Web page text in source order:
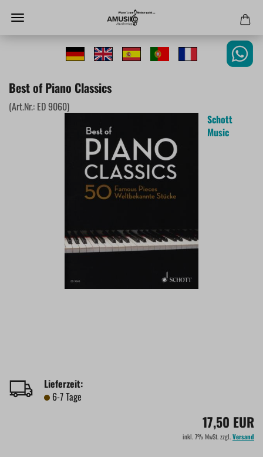
Best of Piano Classics
(Art.Nr.: ED 9060)
Schott
Music
Lieferzeit:
6-7 Tage
17,50 EUR
inkl. 7% MwSt. zzgl.Versand